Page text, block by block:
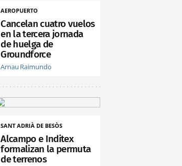
AEROPUERTO
Cancelan cuatro vuelos
en la tercera jornada
de huelga de
Groundforce
Arnau Raimundo
SANT ADRIÀ DE BESÒS
Alcampo e Inditex
formalizan la permuta
de terrenos